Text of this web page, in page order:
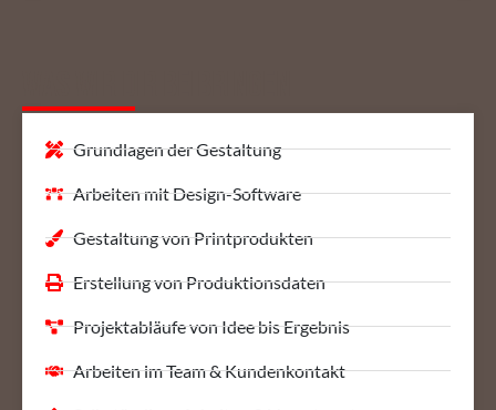
Grundlagen der Gestaltung
Arbeiten mit Design-Software
Gestaltung von Printprodukten
Erstellung von Produktionsdaten
Projektabläufe von Idee bis Ergebnis
Arbeiten im Team & Kundenkontakt